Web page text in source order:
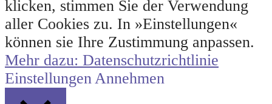
klicken, stimmen Sie der Verwendung
aller Cookies zu. In »Einstellungen«
können sie Ihre Zustimmung anpassen.
Mehr dazu: Datenschutzrichtlinie
EinstellungenAnnehmen